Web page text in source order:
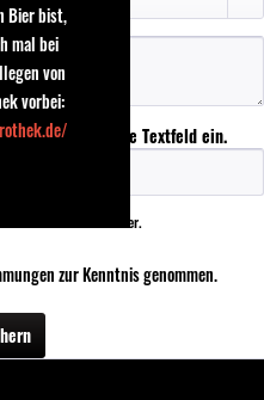
das nachfolgende Textfeld ein.
sind Pflichtfelder.
zur Kenntnis genommen.
Bier bist,
mal bei
von
vorbei: